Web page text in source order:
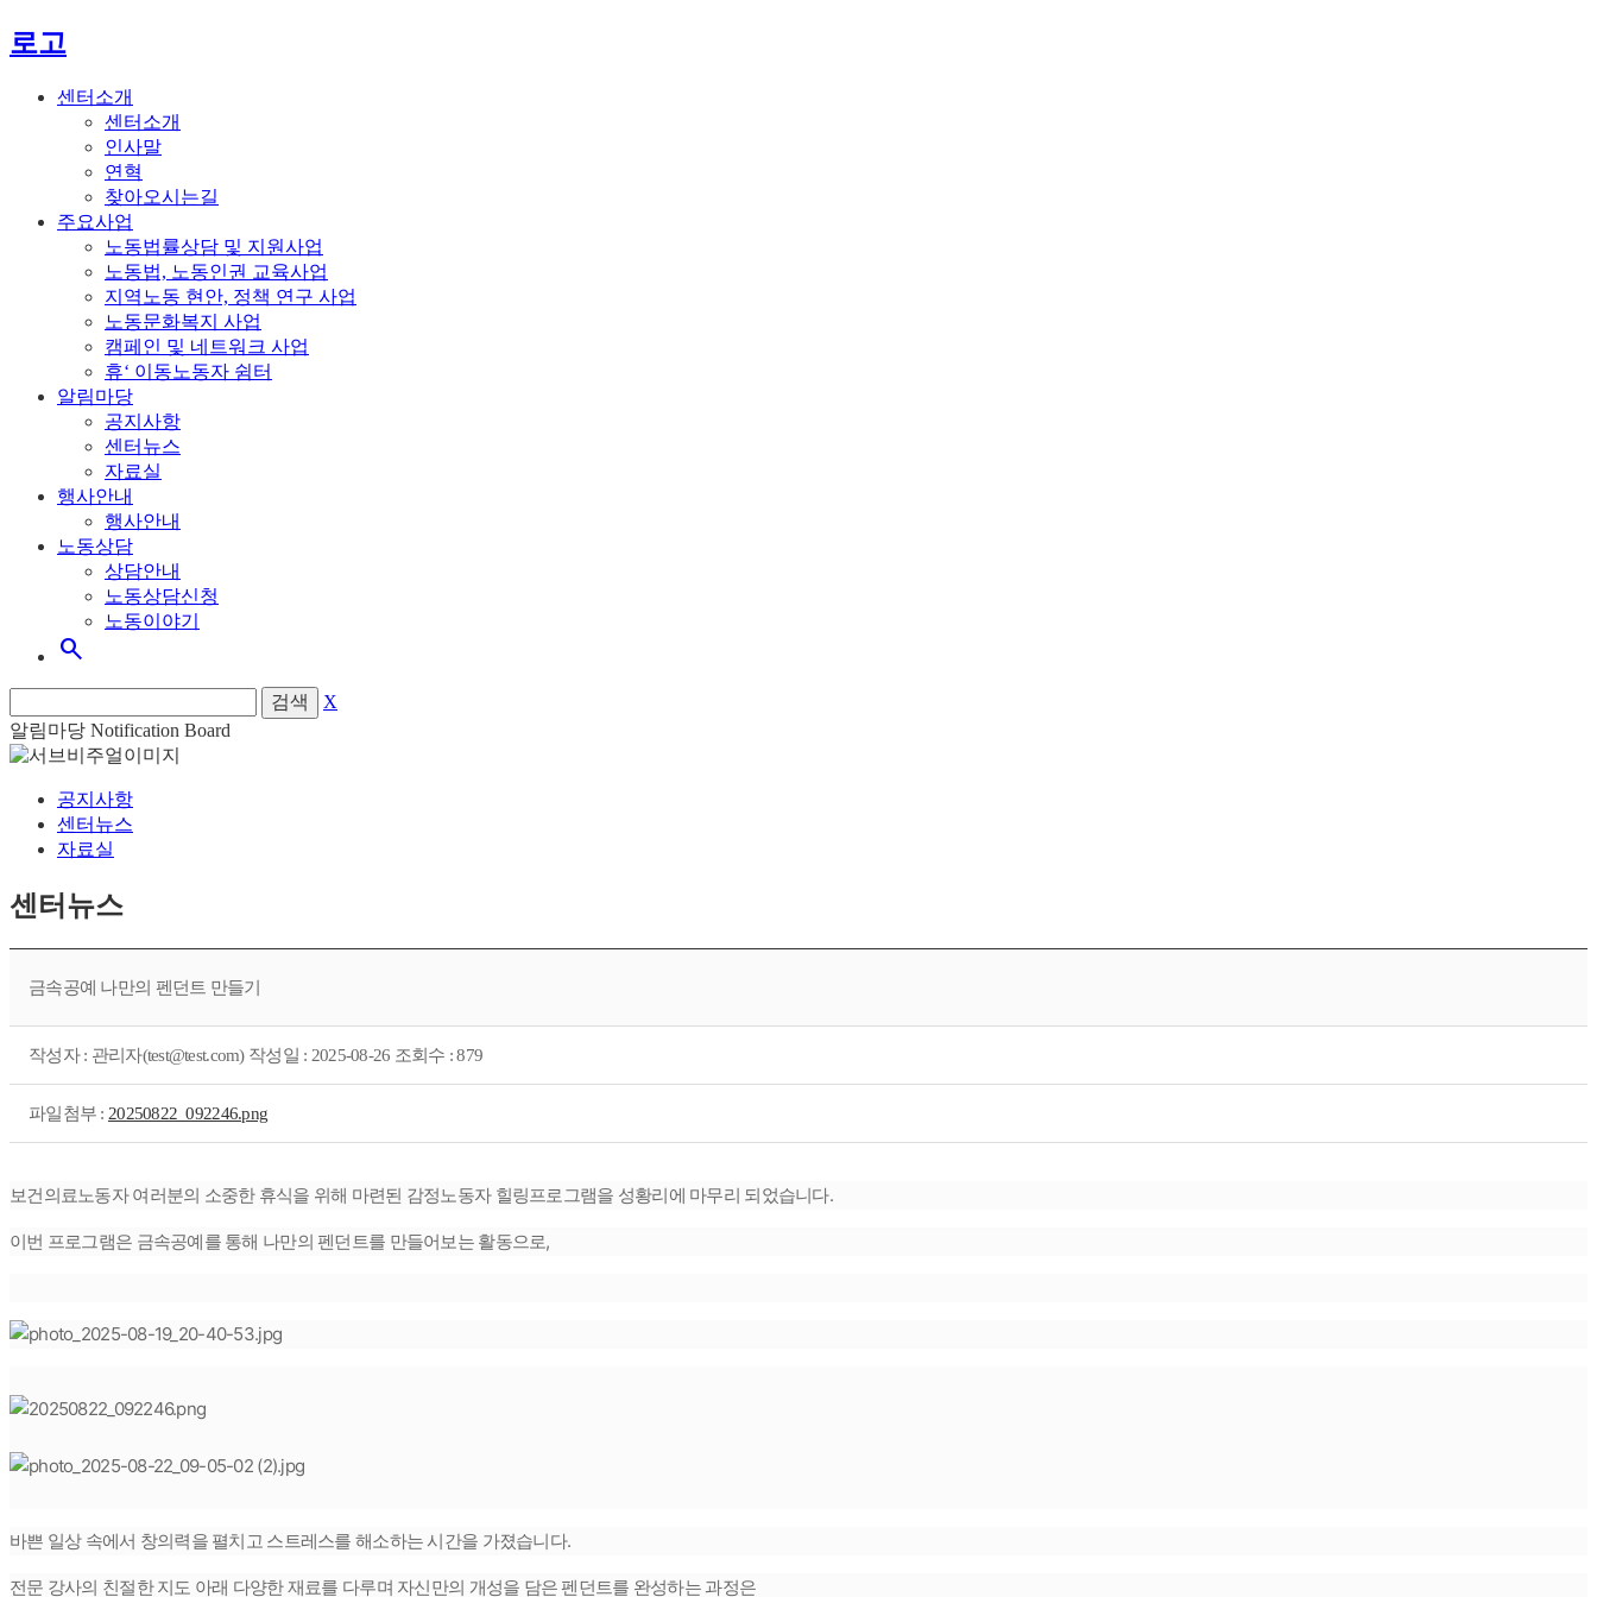
로고
센터소개
센터소개
인사말
연혁
찾아오시는길
주요사업
노동법률상담 및 지원사업
노동법, 노동인권 교육사업
지역노동 현안, 정책 연구 사업
노동문화복지 사업
캠페인 및 네트워크 사업
휴‘ 이동노동자 쉼터
알림마당
공지사항
센터뉴스
자료실
행사안내
행사안내
노동상담
상담안내
노동상담신청
노동이야기
search
검색
X
알림마당 Notification Board
공지사항
센터뉴스
자료실
센터뉴스
금속공예 나만의 펜던트 만들기
작성자 : 관리자(test@test.com) 작성일 : 2025-08-26 조회수 : 879
파일첨부 : 20250822_092246.png
보건의료노동자 여러분의 소중한 휴식을 위해 마련된 감정노동자 힐링프로그램을 성황리에 마무리 되었습니다.
이번 프로그램은 금속공예를 통해 나만의 펜던트를 만들어보는 활동으로,
바쁜 일상 속에서 창의력을 펼치고 스트레스를 해소하는 시간을 가졌습니다.
전문 강사의 친절한 지도 아래 다양한 재료를 다루며 자신만의 개성을 담은 펜던트를 완성하는 과정은